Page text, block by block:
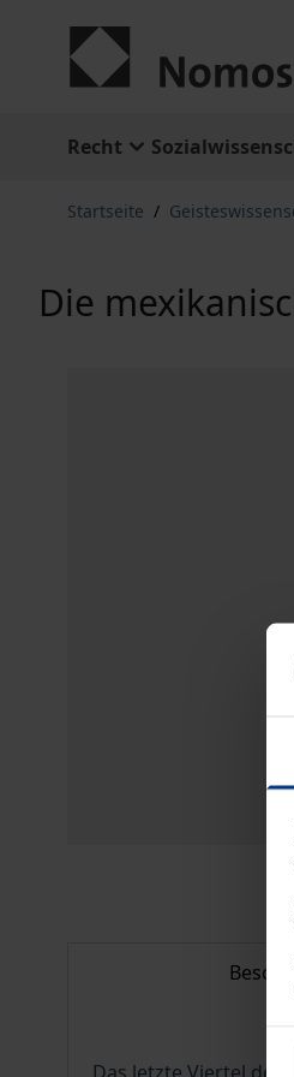
Recht
Startseite /
Die